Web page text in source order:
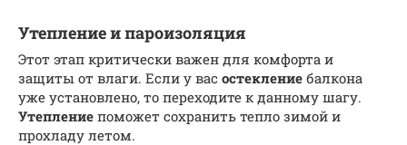
Утепление и пароизоляция
Этот этап критически важен для комфорта и
защиты от влаги. Если у вас остекление балкона
уже установлено, то переходите к данному шагу.
Утепление поможет сохранить тепло зимой и
прохладу летом.